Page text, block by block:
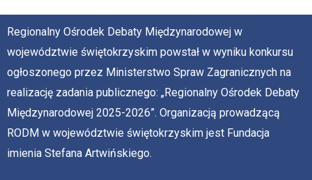
Regionalny Ośrodek Debaty Międzynarodowej w
województwie świętokrzyskim powstał w wyniku konkursu
ogłoszonego przez Ministerstwo Spraw Zagranicznych na
realizację zadania publicznego: „Regionalny Ośrodek Debaty
Międzynarodowej 2025-2026”. Organizacją prowadzącą
RODM w województwie świętokrzyskim jest Fundacja
imienia Stefana Artwińskiego.